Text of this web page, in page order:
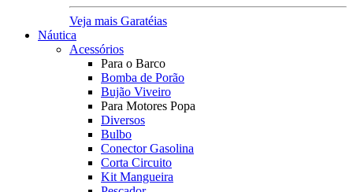
Veja mais Garatéias
Náutica
Acessórios
Para o Barco
Bomba de Porão
Bujão Viveiro
Para Motores Popa
Diversos
Bulbo
Conector Gasolina
Corta Circuito
Kit Mangueira